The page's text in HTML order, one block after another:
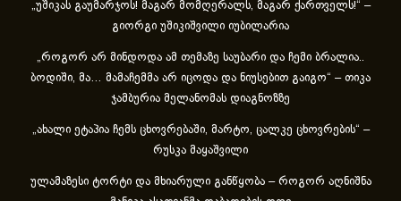
„უშიკას გაუმარჯოს! მაგარ მომღერალს, მაგარ ქართველს!“ –
გიორგი უშიკიშვილი იუბილარია
„როგორ არ მინდოდა ამ თემაზე საუბარი და ჩემი ბრალია..
ბოდიში, მა… მამაჩემმა არ იცოდა და ნიუსებით გაიგო“ – თიკა
ჯამბურია მელანომას დიაგნოზზე
„ახა­ლი ეტა­პია ჩემს ცხოვ­რე­ბა­ში, მარ­ტო, ცალ­კე ცხოვ­რე­ბის“ –
რუსკა მაყაშვილი
ულამაზესი ტორტი და მხიარული განწყობა – როგორ აღნიშნა